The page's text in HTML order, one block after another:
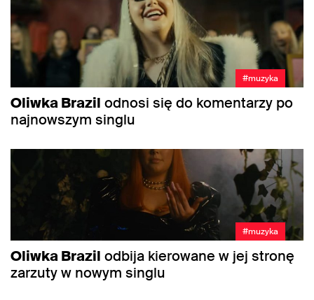
#muzyka
Oliwka Brazil odnosi się do komentarzy po
najnowszym singlu
#muzyka
Oliwka Brazil odbija kierowane w jej stronę
zarzuty w nowym singlu